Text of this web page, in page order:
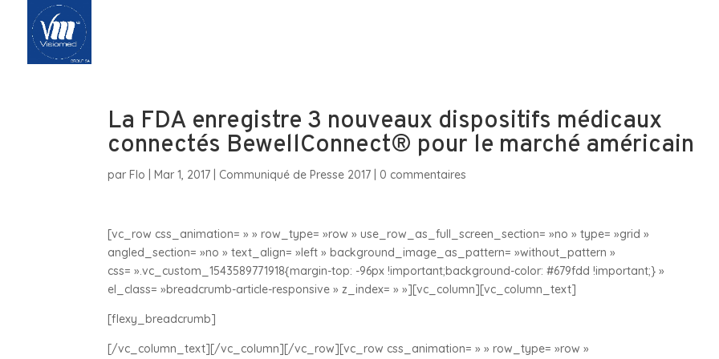
La FDA enregistre 3 nouveaux dispositifs médicaux
connectés BewellConnect® pour le marché américain
parFlo |Mar 1, 2017 Communiqué de Presse 2017 0 commentaires
[vc_row css_animation= » » row_type= »row » use_row_as_full_screen_section= »no » type= »grid »
angled_section= »no » text_align= »left » background_image_as_pattern= »without_pattern »
css= ».vc_custom_1543589771918{margin-top: -96px !important;background-color: #679fdd !important;} »
el_class= »breadcrumb-article-responsive » z_index= » »][vc_column][vc_column_text]
[flexy_breadcrumb]
[/vc_column_text][/vc_column][/vc_row][vc_row css_animation= » » row_type= »row »